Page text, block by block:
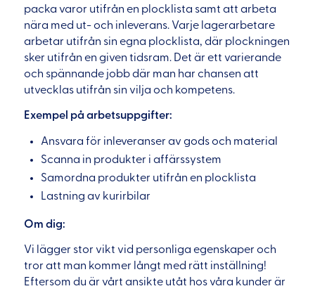
packa varor utifrån en plocklista samt att arbeta
nära med ut- och inleverans. Varje lagerarbetare
arbetar utifrån sin egna plocklista, där plockningen
sker utifrån en given tidsram. Det är ett varierande
och spännande jobb där man har chansen att
utvecklas utifrån sin vilja och kompetens.
Exempel på arbetsuppgifter:
Ansvara för inleveranser av gods och material
Scanna in produkter i affärssystem
Samordna produkter utifrån en plocklista
Lastning av kurirbilar
Om dig:
Vi lägger stor vikt vid personliga egenskaper och
tror att man kommer långt med rätt inställning!
Eftersom du är vårt ansikte utåt hos våra kunder är